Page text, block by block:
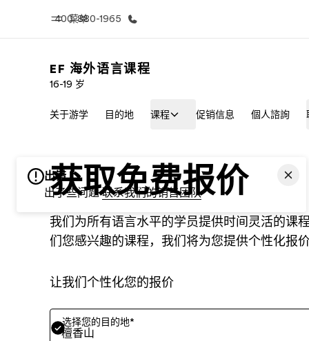
菜单
400-880-1965
欢迎来到英孚教育 查看所有英孚
EF 海外语言课程
16-19 岁
关于游学 目的地 课程 促销信息 個人諮詢
获取免费报价
我们为所有语言水平的学员提供时间灵活的课
们您感兴趣的课程，我们将为您提供个性化报价
让我们个性化您的报价
选择您的目的地*
檀香山
出错
出了些问题 联系我们的销售团队